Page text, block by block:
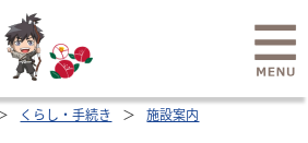
くらし・手続き
施設案内